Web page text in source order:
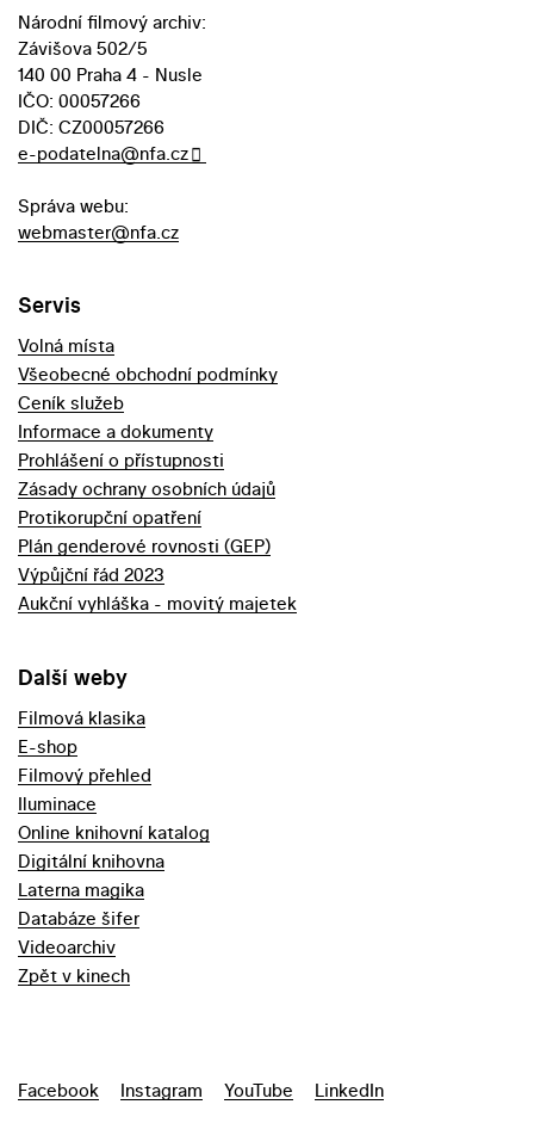
Národní filmový archiv:
Závišova 502/5
140 00 Praha 4 - Nusle
IČO: 00057266
DIČ: CZ00057266
e-podatelna@nfa.cz
Správa webu:
webmaster@nfa.cz
Servis
Volná místa
Všeobecné obchodní podmínky
Ceník služeb
Informace a dokumenty
Prohlášení o přístupnosti
Zásady ochrany osobních údajů
Protikorupční opatření
Plán genderové rovnosti (GEP)
Výpůjční řád 2023
Aukční vyhláška - movitý majetek
Další weby
Filmová klasika
E-shop
Filmový přehled
Iluminace
Online knihovní katalog
Digitální knihovna
Laterna magika
Databáze šifer
Videoarchiv
Zpět v kinech
Facebook Instagram YouTube LinkedIn